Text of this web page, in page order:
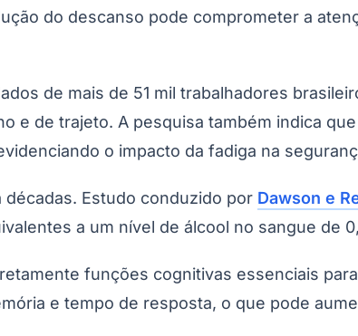
Palmeiras
do descanso pode comprometer a
de mais de 51 mil trabalhadores
e de trajeto. A pesquisa também indica
o impacto da fadiga na
Estudo conduzido por Dawson e
a um nível de álcool no sangue de
funções cognitivas essenciais
e tempo de resposta, o que pode